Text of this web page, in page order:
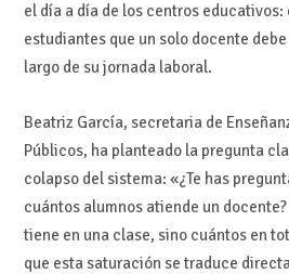
el día a día de los centros
estudiantes que un solo docente
largo de su jornada laboral.
Beatriz García, secretaria de
Públicos, ha planteado la pregunta
colapso del sistema: «¿Te has
cuántos alumnos atiende un
tiene en una clase, sino cuántos en
que esta saturación se traduce